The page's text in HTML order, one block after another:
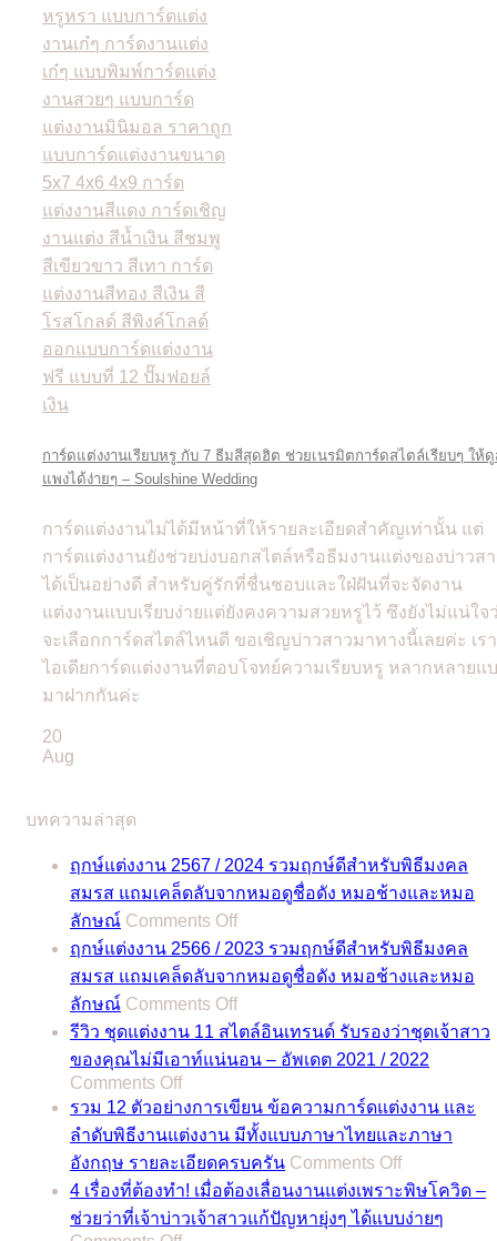
การ์ดแต่งงานเรียบหรู กับ 7 ธีมสีสุดฮิต ช่วยเนรมิตการ์ดสไตล์เรียบๆ ให้
แพงได้ง่ายๆ – Soulshine Wedding
การ์ดแต่งงานไม่ได้มีหน้าที่ให้รายละเอียดสำคัญเท่านั้น แต่
การ์ดแต่งงานยังช่วยบ่งบอกสไตล์หรือธีมงานแต่งของบ่าวส
ได้เป็นอย่างดี สำหรับคู่รักที่ชื่นชอบและใฝ่ฝันที่จะจัดงาน
แต่งงานแบบเรียบง่ายแต่ยังคงความสวยหรูไว้ ซึงยังไม่แน่ใจ
จะเลือกการ์ดสไตล์ไหนดี ขอเชิญบ่าวสาวมาทางนี้เลยค่ะ เร
ไอเดียการ์ดแต่งงานที่ตอบโจทย์ความเรียบหรู หลากหลายแ
มาฝากกันค่ะ
20
Aug
บทความล่าสุด
ฤกษ์แต่งงาน 2567 / 2024 รวมฤกษ์ดีสำหรับพิธีมงคล
สมรส แถมเคล็ดลับจากหมอดูชื่อดัง หมอช้างและหมอ
ลักษณ์ Comments Offon
ฤกษ์
แต่งงาน
2567
2024
รวม
ดี
สำหรับ
พิธี
มงคล
สมรส
ฤกษ์แต่งงาน 2566 / 2023 รวมฤกษ์ดีสำหรับพิธีมงคล
สมรส แถมเคล็ดลับจากหมอดูชื่อดัง หมอช้างและหมอ
ลักษณ์ Comments Offon
ฤกษ์
แต่งงาน
2566
/
2023
รวม
ฤกษ์
ดี
สำหรับ
รีวิว ชุดแต่งงาน 11 สไตล์อินเทรนด์ รับรองว่าชุดเจ้าสาว
ของคุณไม่มีเอาท์แน่นอน – อัพเดต 2021 / 2022
Comments Offon
รีวิว
ชุด
แต่งงาน
11
สไตล์
อิน
รวม 12 ตัวอย่างการเขียน ข้อความการ์ดแต่งงาน และ
ลำดับพิธีงานแต่งงาน มีทั้งแบบภาษาไทยและภาษา
อังกฤษ รายละเอียดครบครัน Comments Offon
รวม
12
ตัวอย่าง
4 เรื่องที่ต้องทำ! เมื่อต้องเลื่อนงานแต่งเพราะพิษโควิด –
ช่วยว่าที่เจ้าบ่าวเจ้าสาวแก้ปัญหายุ่งๆ ได้แบบง่ายๆ